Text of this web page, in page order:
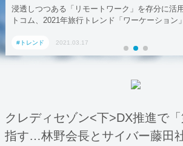
つつある「リモートワーク」を存分に活用！ブッ
、2021年旅行トレンド「ワーケーション」におす
2021.03.17
クレディセゾン<下>DX推進で
指す…林野会長とサイバー藤田